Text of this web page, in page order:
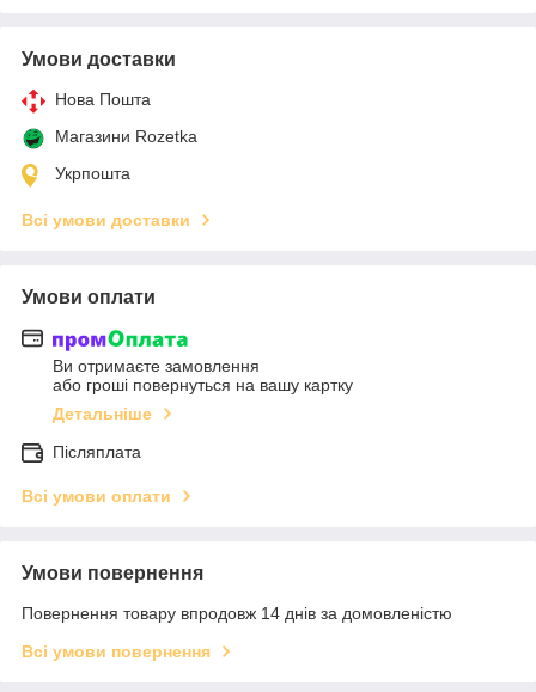
Умови доставки
Нова Пошта
Магазини Rozetka
Укрпошта
Всі умови доставки
Умови оплати
Ви отримаєте замовлення
або гроші повернуться на вашу картку
Детальніше
Післяплата
Всі умови оплати
Умови повернення
Повернення товару впродовж 14 днів за домовленістю
Всі умови повернення